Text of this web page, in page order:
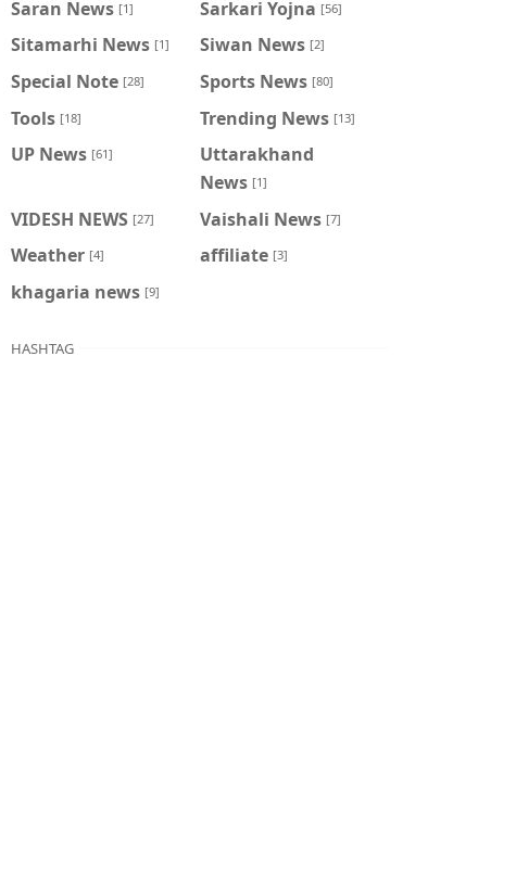
Saran News [1] Sarkari Yojna [56]
Sitamarhi News [1] Siwan News [2]
Special Note [28] Sports News [80]
Tools [18] Trending News [13]
UP News [61]
Uttarakhand
News [1]
VIDESH NEWS [27] Vaishali News [7]
Weather [4] affiliate [3]
khagaria news [9]
HASHTAG